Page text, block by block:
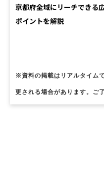
京都府全域にリーチできる
ポイントを解説
※資料の掲載はリアルタイム
更される場合があります。ご